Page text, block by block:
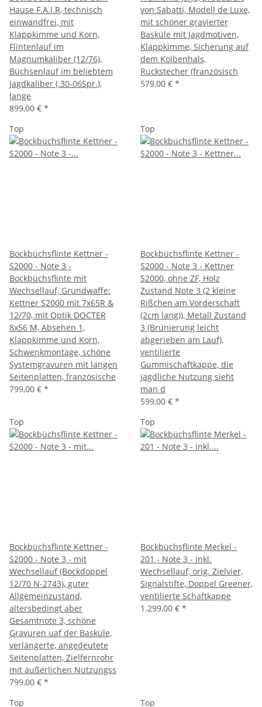
Hause F.A.I.R, technisch
einwandfrei, mit
Klappkimme und Korn,
Flintenlauf im
Magnumkaliber (12/76),
Büchsenlauf im beliebtem
Jagdkaliber (.30-06Spr.),
lange
899,00 € *
von Sabatti, Modell de Luxe,
mit schöner gravierter
Basküle mit Jagdmotiven,
Klappkimme, Sicherung auf
dem Kolbenhals,
Rückstecher (französisch
579,00 € *
Top
Bockbüchsflinte Kettner -
S2000 - Note 3 -
Bockbüchsflinte mit
Wechsellauf, Grundwaffe:
Kettner S2000 mit 7x65R &
12/70, mit Optik DOCTER
8x56 M, Absehen 1,
Klappkimme und Korn,
Schwenkmontage, schöne
Systemgravuren mit langen
Seitenplatten, französische
799,00 € *
Top
Bockbüchsflinte Kettner -
S2000 - Note 3 - Kettner
S2000, ohne ZF, Holz
Zustand Note 3 (2 kleine
Rißchen am Vorderschaft
(2cm lang)), Metall Zustand
3 (Brünierung leicht
abgerieben am Lauf),
ventilierte
Gummischaftkappe, die
jagdliche Nutzung sieht
man d
599,00 € *
Top
Bockbüchsflinte Kettner -
S2000 - Note 3 - mit
Wechsellauf (Bockdoppel
12/70 N-2743), guter
Allgemeinzustand,
altersbedingt aber
Gesamtnote 3, schöne
Gravuren uaf der Basküle,
verlängerte, angedeutete
Seitenplatten, Zielfernrohr
mit äußerlichen Nutzungss
799,00 € *
Top
Bockbüchsflinte Merkel -
201 - Note 3 - inkl.
Wechsellauf, orig. Zielvier,
Signalstifte, Doppel Greener,
ventilierte Schaftkappe
1.299,00 € *
Top Top